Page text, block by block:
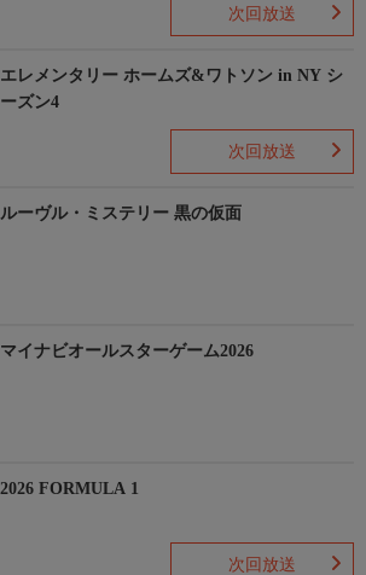
次回放送
エレメンタリー ホームズ&ワトソン in NY シ
ーズン4
次回放送
ルーヴル・ミステリー 黒の仮面
マイナビオールスターゲーム2026
2026 FORMULA 1
次回放送